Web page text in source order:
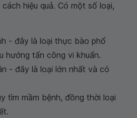
hiệu quả. Có một số loại,
- đây là loại thực bào phổ
hướng tấn công vi khuẩn.
- đây là loại lớn nhất và có
tìm mầm bệnh, đồng thời loại